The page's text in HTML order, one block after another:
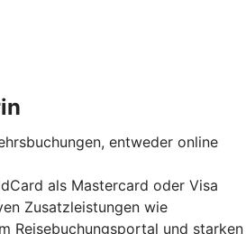
entweder online
als Mastercard oder Visa
Zusatzleistungen wie
Reisebuchungsportal und starken